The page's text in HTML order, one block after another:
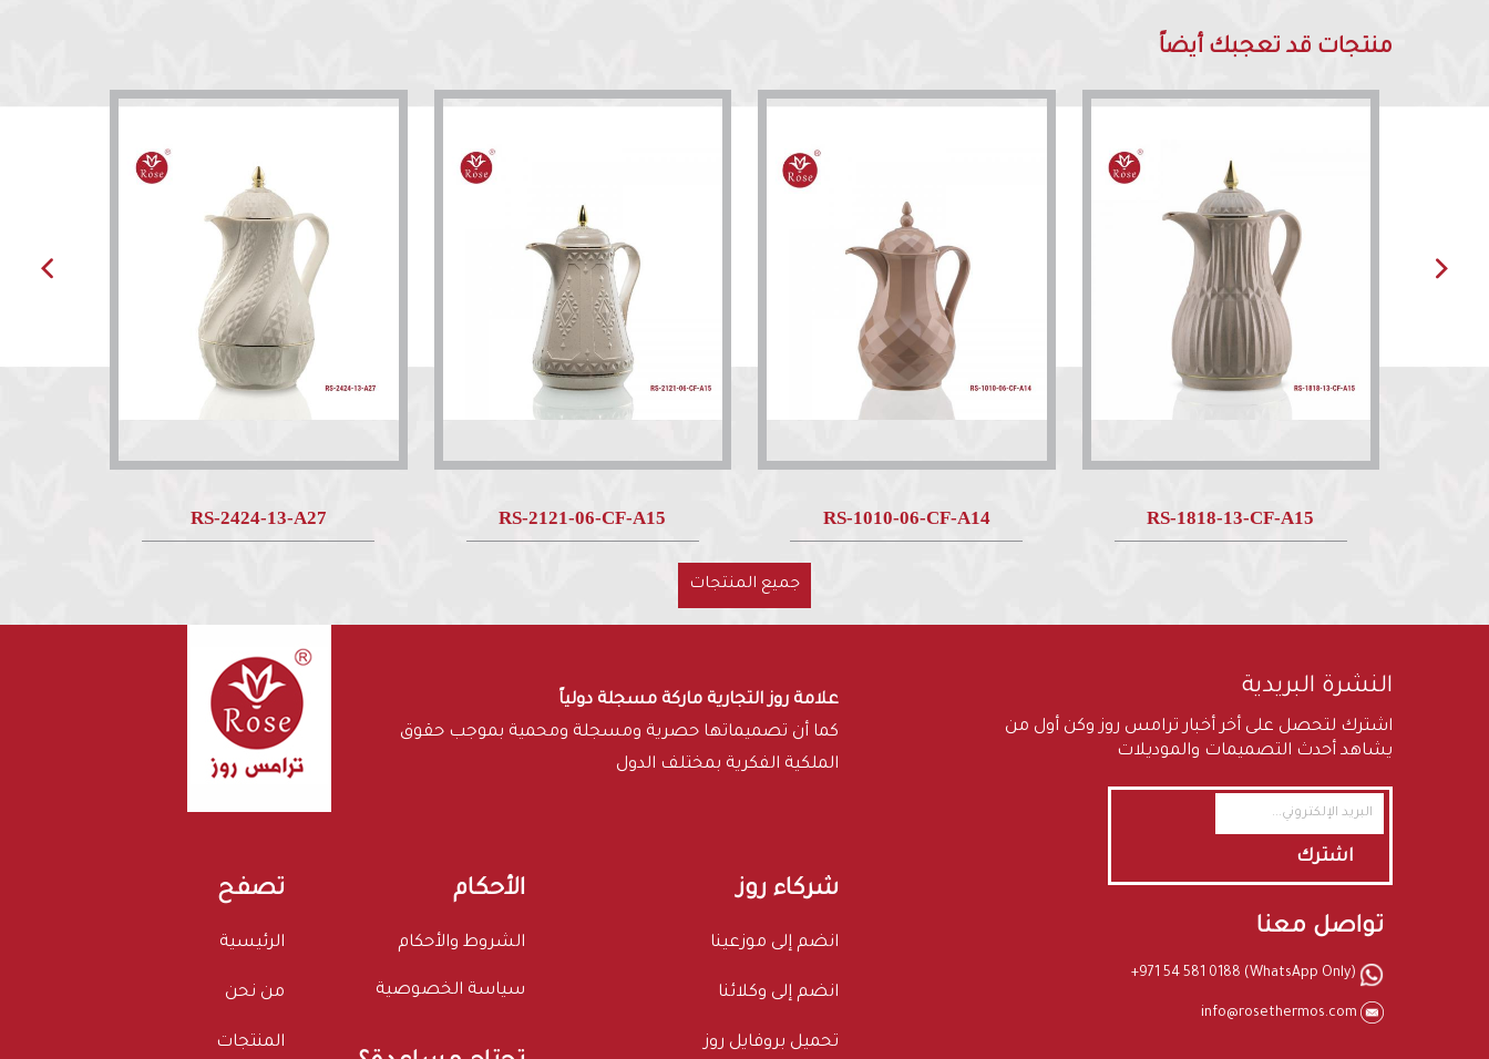
منتجات قد تعجبك أيضاً
RS-2424-13-A27 RS-2121-06-CF-A15 RS-1010-06-CF-A14 RS-1818-13-CF-A15
جميع المنتجات
علامة روز التجارية ماركة مسجلة دولياً
كما أن تصميماتها حصرية ومسجلة ومحمية بموجب حقوق
الملكية الفكرية بمختلف الدول
النشرة البريدية
اشترك لتحصل على أخر أخبار ترامس روز وكن أول من
يشاهد أحدث التصميمات والموديلات
اشترك
تصفح
الرئيسية
من نحن
المنتجات
الأحكام
الشروط والأحكام
سياسة الخصوصية
شركاء روز
انضم إلى موزعينا
انضم إلى وكلائنا
تحميل بروفايل روز
تواصل معنا
+971 54 581 0188 (WhatsApp Only)